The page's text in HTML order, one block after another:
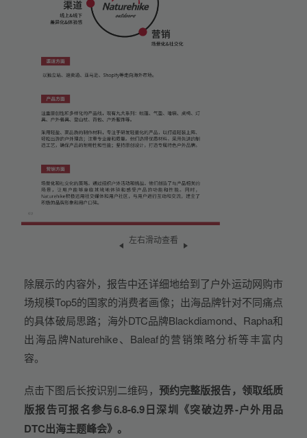
左右滑动查看
除展示的内容外，报告中还详细地给到了户外运动网购市
场规模Top5的国家的消费者画像；出海品牌针对不同痛点
的具体破局思路；海外DTC品牌Blackdiamond、Rapha和
出海品牌Naturehike、Baleaf的营销策略分析等丰富内
容。
点击下图后长按识别二维码， 预约完整版报告，领取纸质
版报告可报名参与6.8-6.9日深圳《突破边界-户外用品
DTC出海主题峰会》。